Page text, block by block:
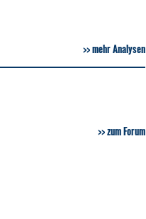
mehr Analysen
zum Forum